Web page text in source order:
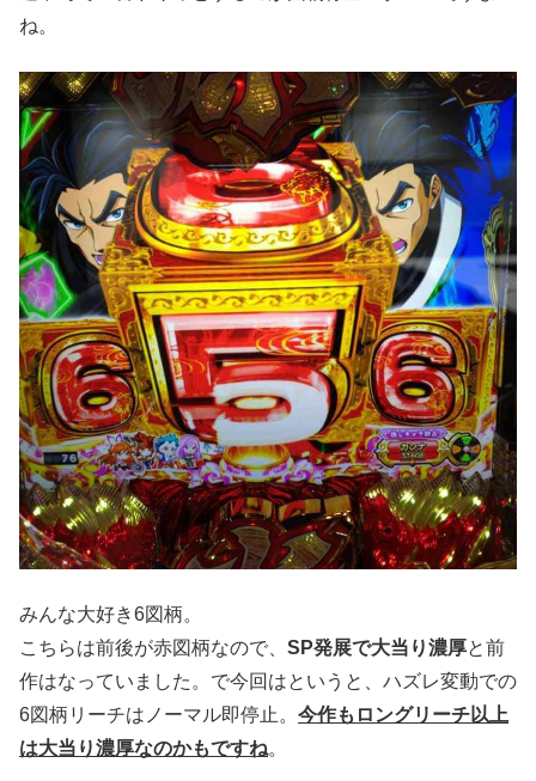
ね。
みんな大好き6図柄。
こちらは前後が赤図柄なので、 SP発展で大当り濃厚と前
作はなっていました。で今回はというと、ハズレ変動での
6図柄リーチはノーマル即停止。 今作もロングリーチ以上
は大当り濃厚なのかもですね。